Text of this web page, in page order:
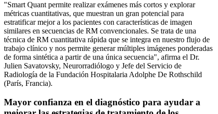
"Smart Quant permite realizar exámenes más cortos y explorar
métricas cuantitativas, que muestran un gran potencial para
estratificar mejor a los pacientes con características de imagen
similares en secuencias de RM convencionales. Se trata de una
técnica de RM cuantitativa rápida que se integra en nuestro flujo de
trabajo clínico y nos permite generar múltiples imágenes ponderadas
de forma sintética a partir de una única secuencia", afirma el Dr.
Julien Savatovsky, Neurorradiólogo y Jefe del Servicio de
Radiología de la Fundación Hospitalaria Adolphe De Rothschild
(París, Francia).
Mayor confianza en el diagnóstico para ayudar a